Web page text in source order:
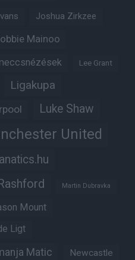
Joshua Zirkzee
Mainoo
Lee Grant
Ligakupa
Luke Shaw
United
Martin Dubravka
Mount
Ligt
Matic Newcastle